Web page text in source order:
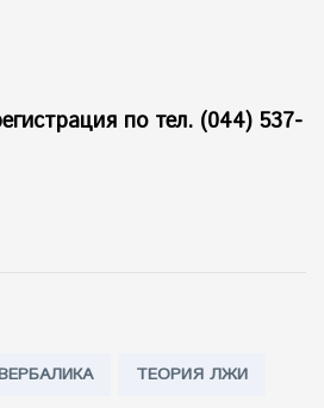
по тел. (044) 537-
ТЕОРИЯ ЛЖИ